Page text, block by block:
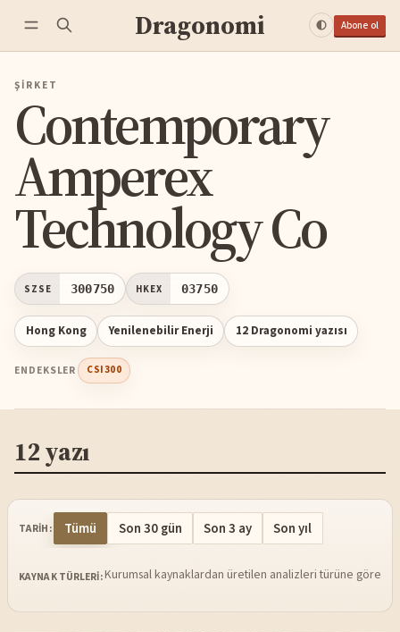
Dragonomi Abone ol
ŞIRKET
Contemporary
Amperex
Technology Co
SZSE 300750 HKEX 03750
Hong Kong Yenilenebilir Enerji 12 Dragonomi yazısı
ENDEKSLER CSI300
12 yazı
TARIH: Tümü Son 30 gün Son 3 ay Son yıl
KAYNAK TÜRLERI:Kurumsal kaynaklardan üretilen analizleri türüne göre